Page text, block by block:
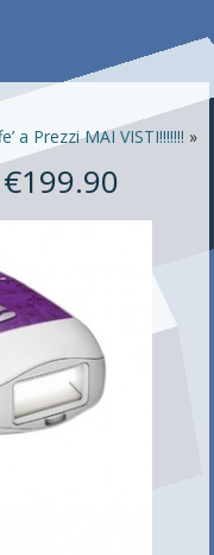
a Prezzi MAI VISTI!!!!!!! »